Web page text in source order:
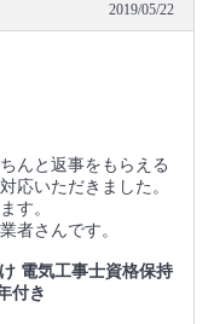
2019/05/22
んと返事をもらえる
応いただきました。
す。
者さんです。
電気工事士資格保持
付き